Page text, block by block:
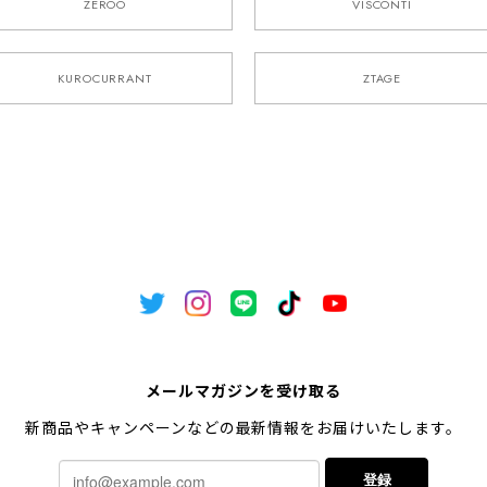
ZEROO VISCONTI
KUROCURRANT ZTAGE
メールマガジンを受け取る
新商品やキャンペーンなどの最新情報をお届けいたします。
登録